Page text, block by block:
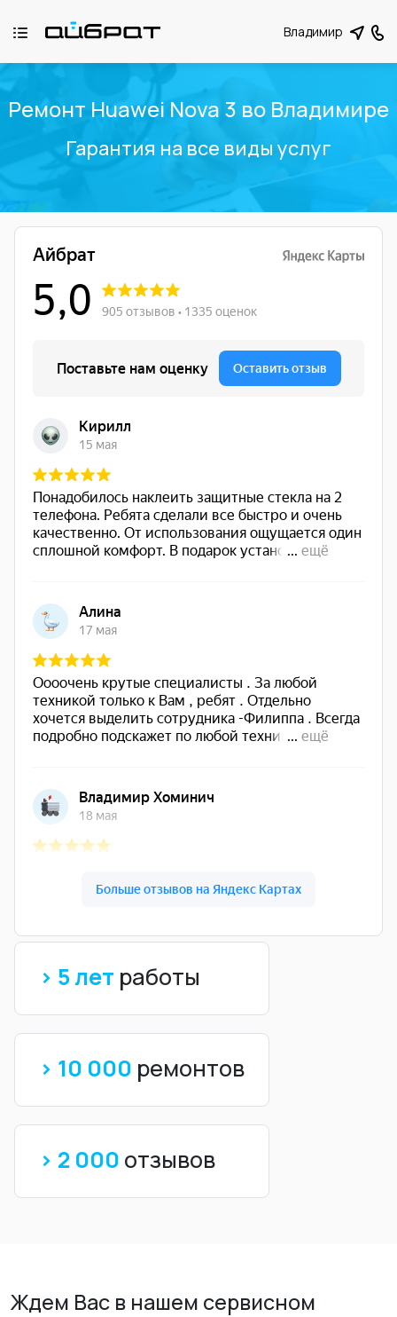
Владимир
Ремонт Huawei Nova 3 во Владимире
Гарантия на все виды услуг
> 5 лет работы
> 10 000 ремонтов
> 2 000 отзывов
Ждем Вас в нашем сервисном